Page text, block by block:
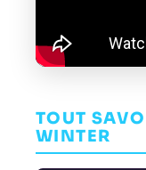
TOUT
WINTER